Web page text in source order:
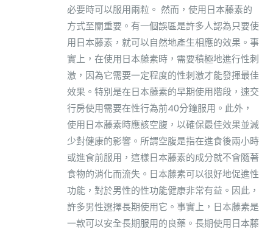
必要時可以服用兩粒。 然而，使用日本藤素的
方式至關重要。有一個誤區是許多人認為只要使
用日本藤素，就可以自然地產生相應的效果。事
實上，在使用日本藤素時，需要積極地進行性刺
激，因為它需要一定程度的性刺激才能發揮最佳
效果。特別是在日本藤素的早期使用階段，速交
行房使用需要在性行為前40分鐘服用。此外，
使用日本藤素時應該空腹，以確保最佳效果並減
少對健康的影響。所謂空腹是指在進食後兩小時
或進食前服用，這樣日本藤素的成分就不會隨著
食物的消化而流失。日本藤素可以很好地促進性
功能，對於男性的性功能健康非常有益。因此，
許多男性選擇長期使用它。事實上，日本藤素是
一款可以安全長期服用的良藥。長期使用日本藤